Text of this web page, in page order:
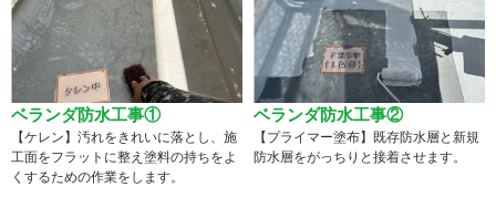
ベランダ防水工事①
【ケレン】汚れをきれいに落とし、施
工面をフラットに整え塗料の持ちをよ
くするための作業をします。
ベランダ防水工事②
【プライマー塗布】既存防水層と新規
防水層をがっちりと接着させます。